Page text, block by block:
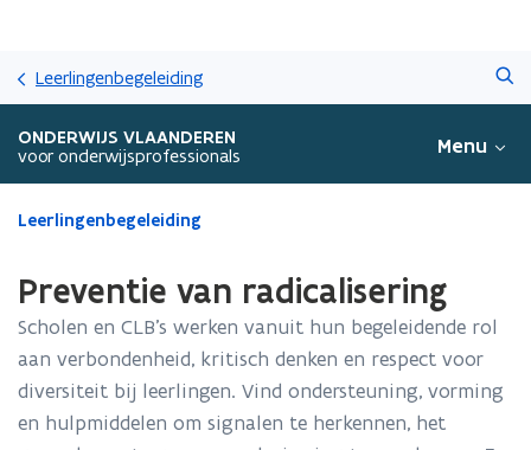
Leerlingenbegeleiding
ONDERWIJS VLAANDEREN
voor onderwijsprofessionals Menu
Gedaan
bevindt
op:
Preventie
van
radicalisering
Leerlingenbegeleiding
Preventie van radicalisering
Scholen en CLB’s werken vanuit hun begeleidende rol
aan verbondenheid, kritisch denken en respect voor
diversiteit bij leerlingen. Vind ondersteuning, vorming
en hulpmiddelen om signalen te herkennen, het